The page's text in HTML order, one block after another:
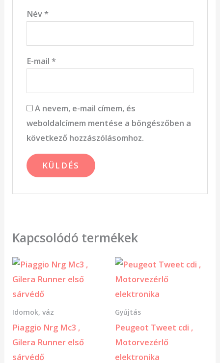
Név*
E-mail *
A nevem, e-mail címem, és
weboldalcímem mentése a böngészőben a
következő hozzászólásomhoz.
Kapcsolódó termékek
Idomok, váz
Piaggio Nrg Mc3 ,
Gilera Runner első
sárvédő
Gyújtás
Peugeot Tweet cdi ,
Motorvezérlő
elektronika